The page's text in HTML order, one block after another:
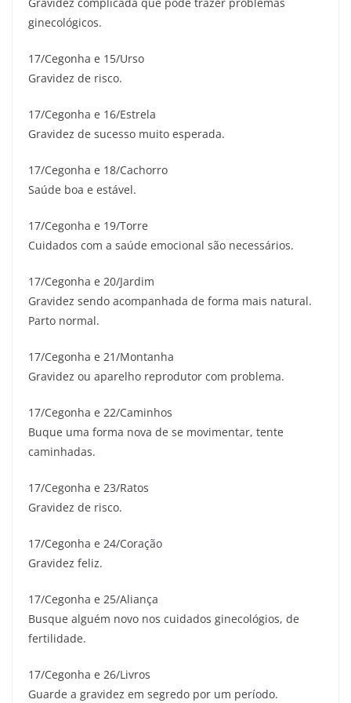
ginecológicos.
17/Cegonha e 15/Urso
Gravidez de risco.
17/Cegonha e 16/Estrela
Gravidez de sucesso muito esperada.
17/Cegonha e 18/Cachorro
Saúde boa e estável.
17/Cegonha e 19/Torre
Cuidados com a saúde emocional são necessários.
17/Cegonha e 20/Jardim
Gravidez sendo acompanhada de forma mais natural.
Parto normal.
17/Cegonha e 21/Montanha
Gravidez ou aparelho reprodutor com problema.
17/Cegonha e 22/Caminhos
Buque uma forma nova de se movimentar, tente
caminhadas.
17/Cegonha e 23/Ratos
Gravidez de risco.
17/Cegonha e 24/Coração
Gravidez feliz.
17/Cegonha e 25/Aliança
Busque alguém novo nos cuidados ginecológios, de
fertilidade.
17/Cegonha e 26/Livros
Guarde a gravidez em segredo por um período.